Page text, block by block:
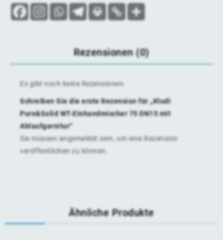
Rezensionen (0)
Es gibt noch keine Rezensionen.
Schreiben Sie die erste Rezension für „Kludi
Pure&Solid WT-Einhandmischer 75 DN15 mit
Ablaufgarnitur“
Sie müssen angemeldet sein, um eine Rezension
veröffentlichen zu können.
Ähnliche Produkte